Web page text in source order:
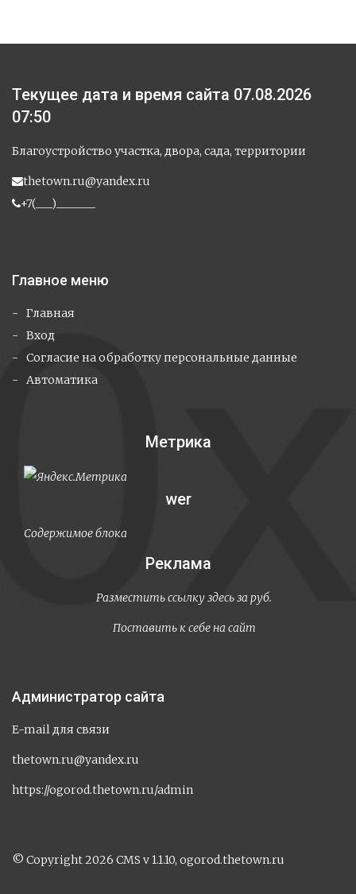
Текущее дата и время сайта 07.08.2026
07:50
Благоустройство участка, двора, сада, территории
thetown.ru@yandex.ru
+7(___)_______
Главное меню
Главная
Вход
Cогласие на обработку персональные данные
Автоматика
Метрика
wer
Содержимое блока
Реклама
Разместить ссылку здесь за руб.
Поставить к себе на сайт
Администратор сайта
E-mail для связи
thetown.ru@yandex.ru
https://ogorod.thetown.ru/admin
© Copyright 2026 CMS v 1.1.10, ogorod.thetown.ru